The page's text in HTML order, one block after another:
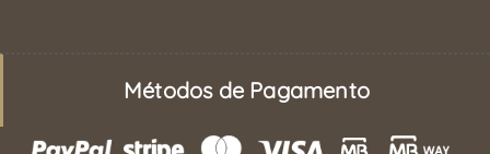
Métodos de Pagamento